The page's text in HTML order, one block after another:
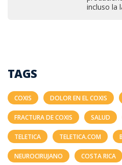
incluso la
TAGS
COXIS DOLOR EN EL COXIS
FRACTURA DE COXIS SALUD
TELETICA TELETICA.COM
NEUROCIRUJANO COSTA RICA